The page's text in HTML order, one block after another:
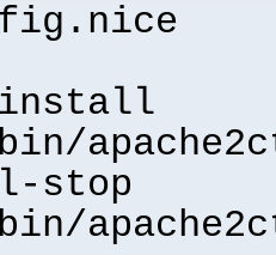
install
stop